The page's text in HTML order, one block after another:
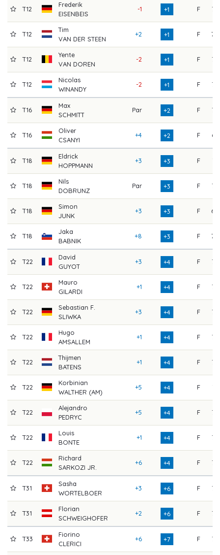
T12
Frederik
EISENBEIS
-1 +1 F 73
T12
Tim
VAN DER STEEN
+2 +1 F 70
T12
Yente
VAN DOREN
-2 +1 F 72
T12
Nicolas
WINANDY
-2 +1 F 76
T16
Max
SCHMITT
Par +2 F 75
T16
Oliver
CSANYI
+4 +2 F 67
T18
Eldrick
HOPPMANN
+3 +3 F 71
T18
Nils
DOBRUNZ
Par +3 F 75
T18
Simon
JUNK
+3 +3 F 69
T18
Jaka
BABNIK
+8 +3 F 70
T22
David
GUYOT
+3 +4 F 75
T22
Mauro
GILARDI
+1 +4 F 73
T22
Sebastian F.
SLIWKA
+3 +4 F 73
T22
Hugo
AMSALLEM
+1 +4 F 75
T22
Thijmen
BATENS
+1 +4 F 75
T22
Korbinian
WALTHER (AM)
+5 +4 F 71
T22
Alejandro
PEDRYC
+5 +4 F 72
T22
Louis
BONTE
+1 +4 F 72
T22
Richard
SARKOZI JR.
+6 +4 F 73
T31
Sasha
WORTELBOER
+3 +6 F 75
T31
Florian
SCHWEIGHOFER
+2 +6 F 75
T33
Fiorino
CLERICI
+6 +7 F 73